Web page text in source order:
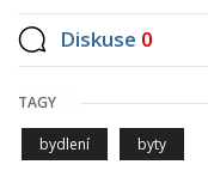
Diskuse 0
TAGY
bydlení byty